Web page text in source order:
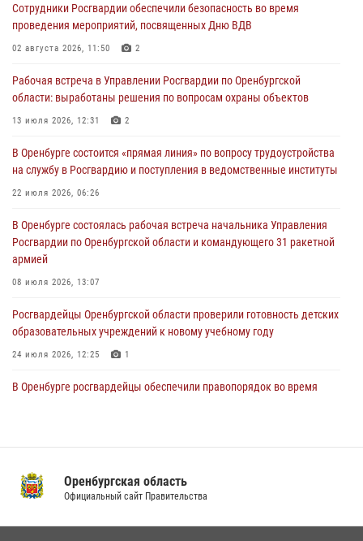
Росгвардейцы обеспечили правопорядок на праздновании Дня
ВМФ в Оренбурге
27 июля 2026, 14:36 2
Росгвардейцы предотвратили трагедию: спасен мужчина в тяжелой
жизненной ситуации (ВИДЕО)
26 июля 2026, 14:45 1
Росгвардейцы Оренбургской области проверили готовность детских
образовательных учреждений к новому учебному году
24 июля 2026, 12:25
При силовой поддержке ОМОН «Кобра» Росгвардии в Оренбурге
проведён рейд по строительным объектам
23 июля 2026, 10:47
Сотрудники Росгвардии обеспечили безопасность во время
проведения мероприятий, посвященных Дню ВДВ
02 августа 2026, 11:50 2
Рабочая встреча в Управлении Росгвардии по Оренбургской
области: выработаны решения по вопросам охраны объектов
13 июля 2026, 12:31 2
В Оренбурге состоится «прямая линия» по вопросу трудоустройства
на службу в Росгвардию и поступления в ведомственные институты
22 июля 2026, 06:26
В Оренбурге состоялась рабочая встреча начальника Управления
Росгвардии по Оренбургской области и командующего 31 ракетной
армией
08 июля 2026, 13:07
Росгвардейцы Оренбургской области проверили готовность детских
образовательных учреждений к новому учебному году
24 июля 2026, 12:25 1
В Оренбурге росгвардейцы обеспечили правопорядок во время
08 июля 2026, 12:58 4
Оренбургская область
Официальный сайт Правительства